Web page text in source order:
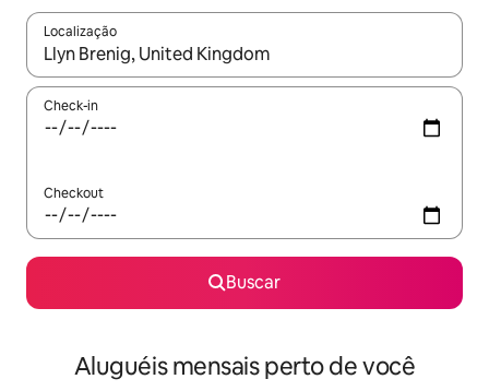
Localização
Quando os resultados estiverem disponíveis, explore-os
Check-in
Checkout
Buscar
Aluguéis mensais perto de você